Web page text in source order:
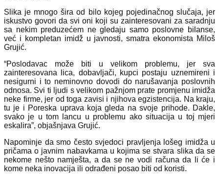
Slika je mnogo šira od bilo kojeg pojedinačnog slučaja, jer
iskustvo govori da svi oni koji su zainteresovani za saradnju
sa nekim preduzećem ne gledaju samo poslovne bilanse,
već i kompletan imidž u javnosti, smatra ekonomista Miloš
Grujić.
“Poslodavac može biti u velikom problemu, jer sva
zainteresovana lica, dobavljači, kupci postaju uznemireni i
nesigurni i to neminovno dovodi do narušavanja poslovnih
odnosa. Svi ti ljudi s velikom pažnjom prate promjenu imidža
neke firme, jer od toga zavisi i njihova egzistencija. Na kraju,
tu je i Poreska uprava koja gleda na svoje prihode. Dakle,
svako je u tom lancu u problemu ako situacija u toj mjeri
eskalira”, objašnjava Grujić.
Napominje da smo često svjedoci pravljenja lošeg imidža u
pričama o javnim nabavkama u kojima se stvara slika da se
nekome nešto namješta, a da se ne vodi računa da li će i
kome neka inovacija ili odrađeni posao biti od koristi.